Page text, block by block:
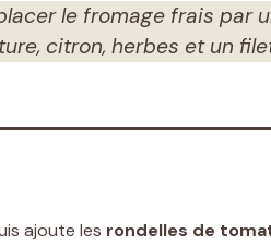
le fromage frais par
citron, herbes et un filet
ajoute les rondelles de